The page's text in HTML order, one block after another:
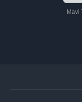
Mavi